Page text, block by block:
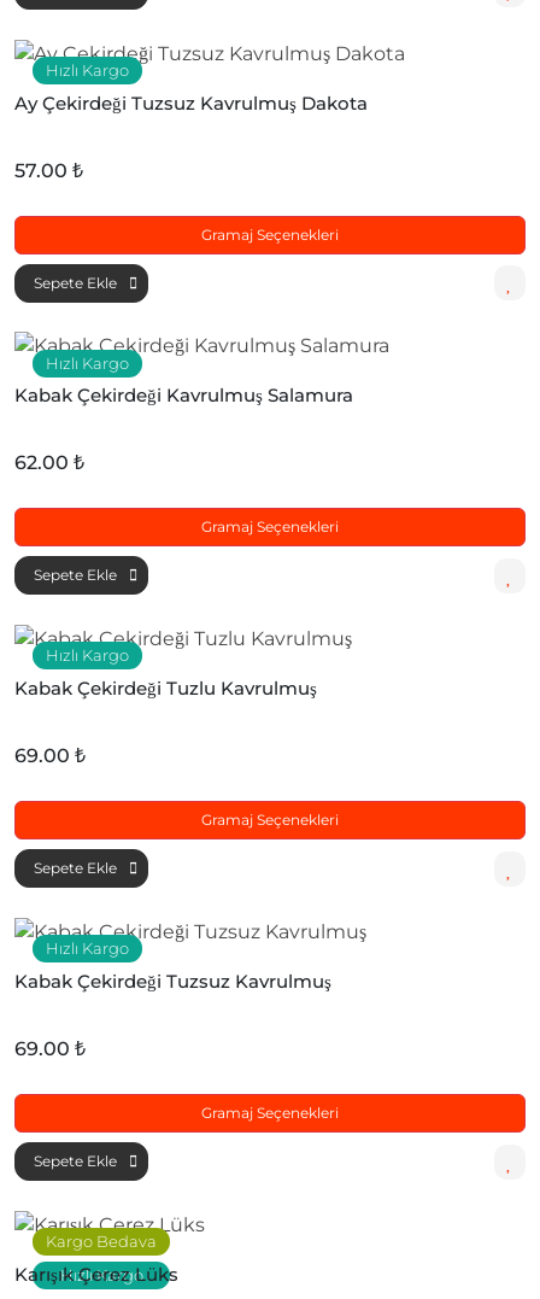
Hızlı Kargo
Ay Çekirdeği Tuzsuz Kavrulmuş Dakota
57.00 ₺
Gramaj Seçenekleri
Sepete Ekle
Hızlı Kargo
Kabak Çekirdeği Kavrulmuş Salamura
62.00 ₺
Gramaj Seçenekleri
Sepete Ekle
Hızlı Kargo
Kabak Çekirdeği Tuzlu Kavrulmuş
69.00 ₺
Gramaj Seçenekleri
Sepete Ekle
Hızlı Kargo
Kabak Çekirdeği Tuzsuz Kavrulmuş
69.00 ₺
Gramaj Seçenekleri
Sepete Ekle
Kargo Bedava
Hızlı Kargo
Karışık Çerez Lüks